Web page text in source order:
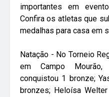
importantes em
Confira os atletas que
medalhas para casa em
Natação - No Torneio
em Campo Mourão,
conquistou 1 bronze;
bronzes; Heloísa